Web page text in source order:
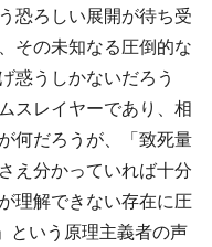
恐ろしい展開が待ち受
その未知なる圧倒的な
惑うしかないだろう
スレイヤーであり、相
何だろうが、「致死量
え分かっていれば十分
理解できない存在に圧
という原理主義者の声